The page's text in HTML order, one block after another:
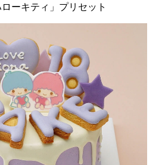
ーキティ」プリセット